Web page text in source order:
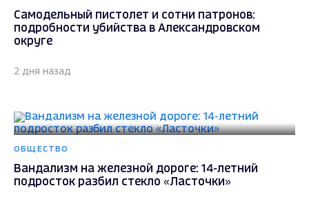
Самодельный пистолет и сотни патронов:
подробности убийства в Александровском
округе
2 дня назад
ОБЩЕСТВО
Вандализм на железной дороге: 14-летний
подросток разбил стекло «Ласточки»